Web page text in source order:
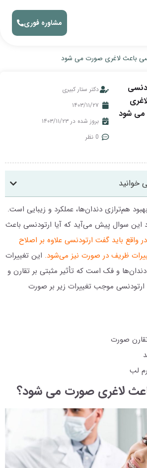
مشاوره فوری
باعث لاغری صورت می شود
شود
دکتر ستار کبیری
۱۴۰۳/۱۱/۲۷
بروز شده در ۱۴۰۳/۱۱/۲۳
0 نظر
خوانید
هم‌ترازی دندان‌ها، عملکرد و زیبایی است.
این سوال پیش می‌آید که آیا ارتودنسی باعث
در واقع باید گفت ارتودنسی علاوه بر اصلاح
ظریف در صورت نیز می‌شود. این تغییرات
دندان‌ها و فک است که تأثیر مثبتی بر تقارن و
موجب تغییرات زیر بر صورت
صورت
لب
لاغری صورت می شود؟